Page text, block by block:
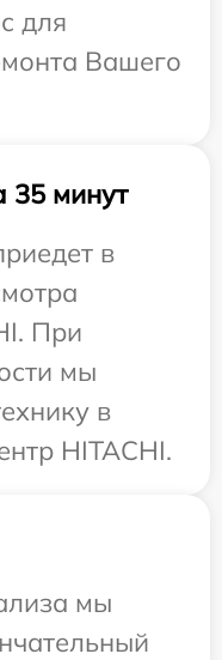
для
Вашего
35 минут
в
При
мы
в
HITACHI.
мы